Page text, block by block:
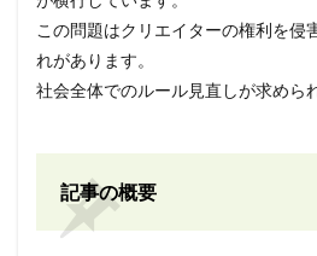
この問題はクリエイターの権利を侵
れがあります。
社会全体でのルール見直しが求めら
記事の概要